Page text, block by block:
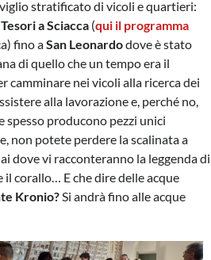
stratificato di vicoli e quartieri:
a Sciacca (qui il programma
fino aSan Leonardodove è stato
di quello che un tempo era il
camminare nei vicoli alla ricerca dei
alla lavorazione e, perché no,
spesso producono pezzi unici
non potete perdere la scalinata a
dove vi racconteranno la leggenda di
il corallo… E che dire delle acque
Kronio? Si andrà fino alle acque